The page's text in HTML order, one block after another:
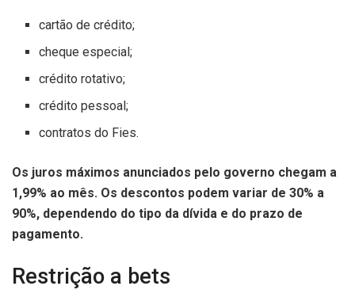
cartão de crédito;
cheque especial;
crédito rotativo;
crédito pessoal;
contratos do Fies.
Os juros máximos anunciados pelo governo chegam a
1,99% ao mês. Os descontos podem variar de 30% a
90%, dependendo do tipo da dívida e do prazo de
pagamento.
Restrição a bets